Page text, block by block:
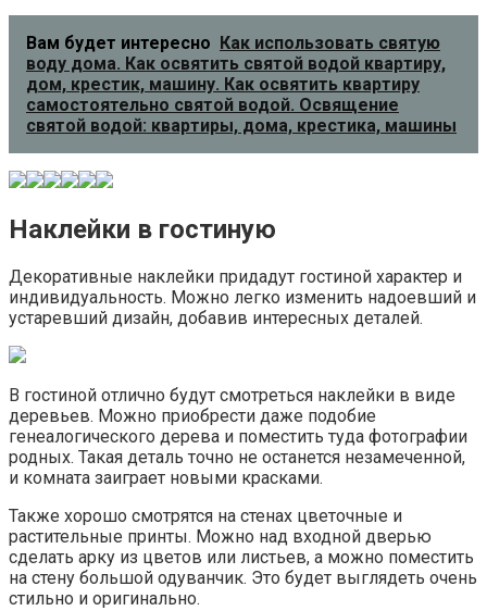
Вам будет интересно
Как использовать святую
воду дома. Как освятить святой водой квартиру,
дом, крестик, машину. Как освятить квартиру
самостоятельно святой водой. Освящение
святой водой: квартиры, дома, крестика, машины
Наклейки в гостиную
Декоративные наклейки придадут гостиной характер и
индивидуальность. Можно легко изменить надоевший и
устаревший дизайн, добавив интересных деталей.
В гостиной отлично будут смотреться наклейки в виде
деревьев. Можно приобрести даже подобие
генеалогического дерева и поместить туда фотографии
родных. Такая деталь точно не останется незамеченной,
и комната заиграет новыми красками.
Также хорошо смотрятся на стенах цветочные и
растительные принты. Можно над входной дверью
сделать арку из цветов или листьев, а можно поместить
на стену большой одуванчик. Это будет выглядеть очень
стильно и оригинально.